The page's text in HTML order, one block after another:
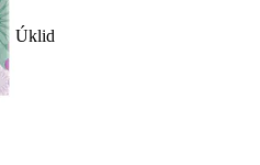
Úklid